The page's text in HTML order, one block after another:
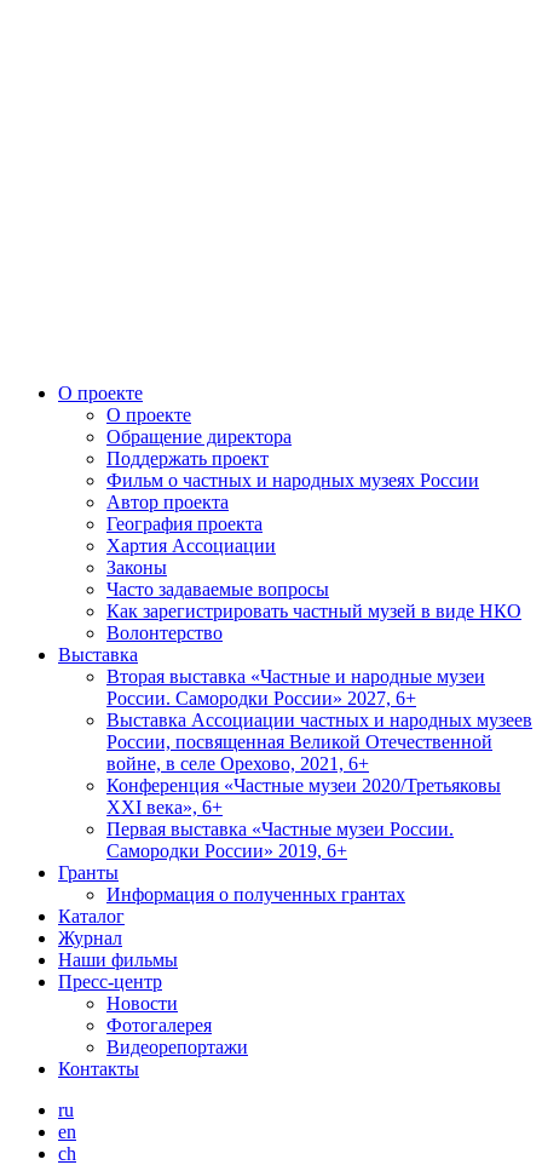
О проекте
О проекте
Обращение директора
Поддержать проект
Фильм о частных и народных музеях России
Автор проекта
География проекта
Хартия Ассоциации
Законы
Часто задаваемые вопросы
Как зарегистрировать частный музей в виде НКО
Волонтерство
Выставка
Вторая выставка «Частные и народные музеи
России. Самородки России» 2027, 6+
Выставка Ассоциации частных и народных музеев
России, посвященная Великой Отечественной
войне, в селе Орехово, 2021, 6+
Конференция «Частные музеи 2020/Третьяковы
XXI века», 6+
Первая выставка «Частные музеи России.
Самородки России» 2019, 6+
Гранты
Информация о полученных грантах
Каталог
Журнал
Наши фильмы
Пресс-центр
Новости
Фотогалерея
Видеорепортажи
Контакты
ru
en
ch